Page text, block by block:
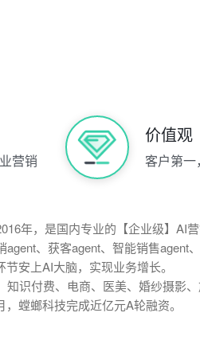
营销
价值观
客户第
年，是国内专业的【企业级】AI
、获客agent、智能销售
安上AI大脑，实现业务增长。
知识付费、电商、医美、婚纱摄影
螳螂科技完成近亿元A轮融资。